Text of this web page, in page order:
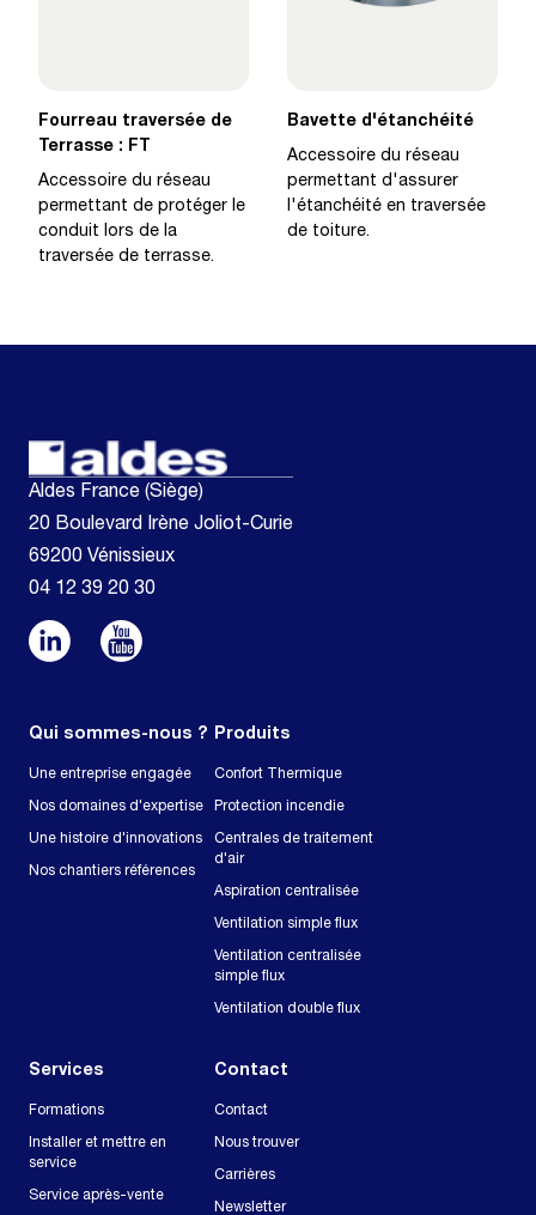
Fourreau traversée de
Terrasse : FT
Accessoire du réseau
permettant de protéger le
conduit lors de la
traversée de terrasse.
Bavette d'étanchéité
Accessoire du réseau
permettant d'assurer
l'étanchéité en traversée
de toiture.
Aldes France (Siège)
20 Boulevard Irène Joliot-Curie
69200 Vénissieux
04 12 39 20 30
Qui sommes-nous ?
Une entreprise engagée
Nos domaines d'expertise
Une histoire d'innovations
Nos chantiers références
Produits
Confort Thermique
Protection incendie
Centrales de traitement
d'air
Aspiration centralisée
Ventilation simple flux
Ventilation centralisée
simple flux
Ventilation double flux
Services
Formations
Installer et mettre en
service
Service après-vente
Contact
Contact
Nous trouver
Carrières
Newsletter